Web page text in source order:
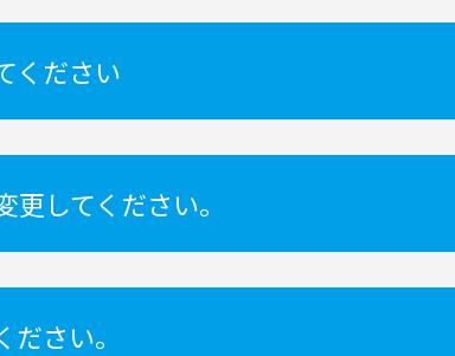
ください
してください。
さい。